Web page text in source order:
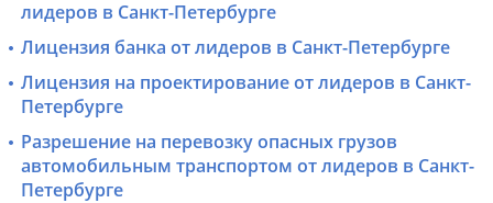
лидеров в Санкт-Петербурге
Лицензия банка от лидеров в Санкт-Петербурге
Лицензия на проектирование от лидеров в Санкт-
Петербурге
Разрешение на перевозку опасных грузов
автомобильным транспортом от лидеров в Санкт-
Петербурге